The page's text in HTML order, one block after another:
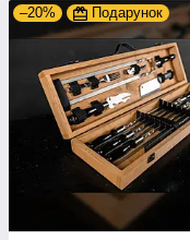
–20% Подарунок